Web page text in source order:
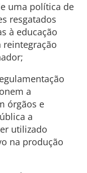
uma política de
resgatados
à educação
reintegração
a
órgãos e
a
utilizado
na produção